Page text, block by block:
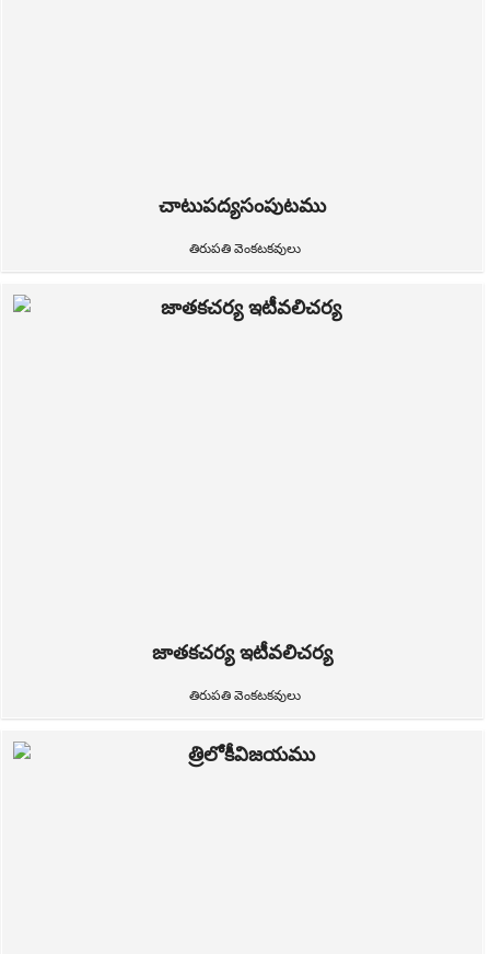
చాటుపద్యసంపుటము
తిరుపతి వెంకటకవులు
జాతకచర్య ఇటీవలిచర్య
తిరుపతి వెంకటకవులు